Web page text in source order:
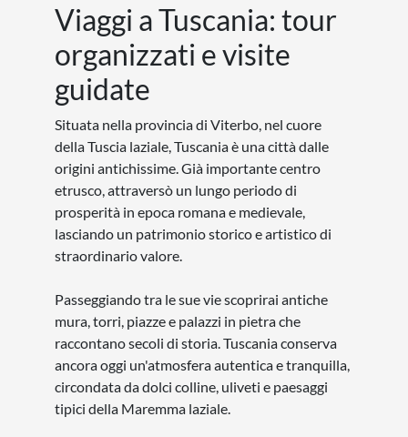
italiano. La sua posizione dominante sulla
collina e la straordinaria facciata con il grande
rosone la rendono uno dei monumenti più
fotografati della Tuscia.
Eventi e tradizioni di
Tuscania
Festa di San Secondiano: principale
celebrazione religiosa dedicata al patrono
della città.
Tuscania in Fiore
ed eventi culturali.
Rievocazioni medievali e manifestazioni
storiche: che animano il centro storico
durante l'anno.
Sagre dedicate ai prodotti tipici della
Tuscia : con degustazioni di olio, vino e